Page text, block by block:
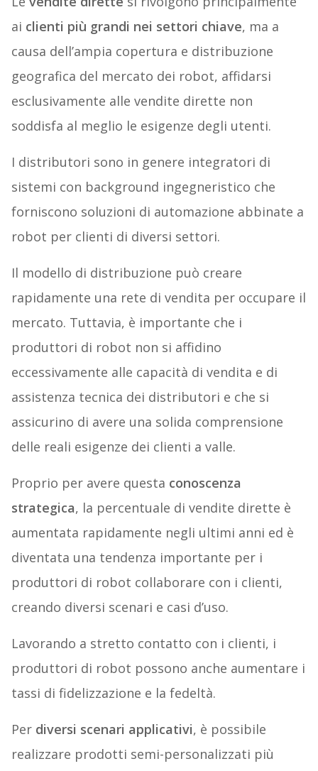
ai clienti più grandi nei settori chiave, ma a
causa dell’ampia copertura e distribuzione
geografica del mercato dei robot, affidarsi
esclusivamente alle vendite dirette non
soddisfa al meglio le esigenze degli utenti.
I distributori sono in genere integratori di
sistemi con background ingegneristico che
forniscono soluzioni di automazione abbinate a
robot per clienti di diversi settori.
Il modello di distribuzione può creare
rapidamente una rete di vendita per occupare il
mercato. Tuttavia, è importante che i
produttori di robot non si affidino
eccessivamente alle capacità di vendita e di
assistenza tecnica dei distributori e che si
assicurino di avere una solida comprensione
delle reali esigenze dei clienti a valle.
Proprio per avere questa conoscenza
strategica, la percentuale di vendite dirette è
aumentata rapidamente negli ultimi anni ed è
diventata una tendenza importante per i
produttori di robot collaborare con i clienti,
creando diversi scenari e casi d’uso.
Lavorando a stretto contatto con i clienti, i
produttori di robot possono anche aumentare i
tassi di fidelizzazione e la fedeltà.
Per diversi scenari applicativi, è possibile
realizzare prodotti semi-personalizzati più